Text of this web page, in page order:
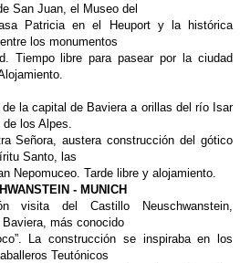
San Juan, el Museo del
Patricia enel Heuport y la histórica
los monumentos
Tiempolibre para pasear por la ciudad
de la capitalde Baviera a orillas del río Isar
los Alpes.
Señora,austera construcción del gótico
Santo, las
Nepomuceo. Tarde libre y alojamiento.
- MUNICH
visita delCastillo Neuschwanstein,
más conocido
La construcción se inspiraba en los
Teutónicos